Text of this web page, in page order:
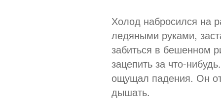
Холод набросился на
ледяными руками,
забиться в бешенном
зацепить за что-
ощущал падения. Он
дышать.